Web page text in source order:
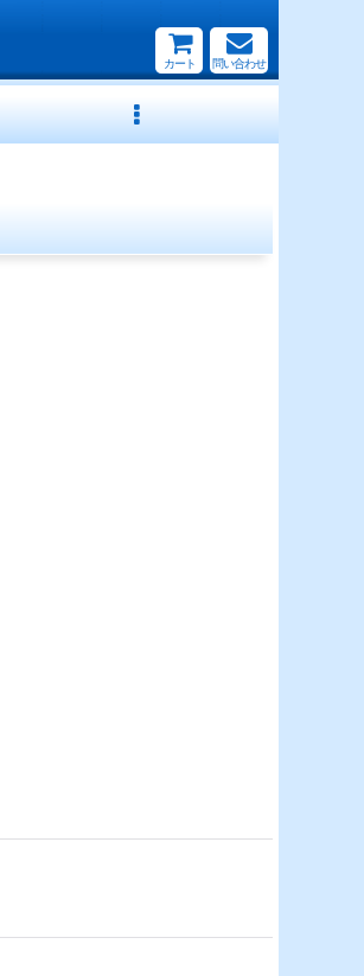
カート 問い合わせ